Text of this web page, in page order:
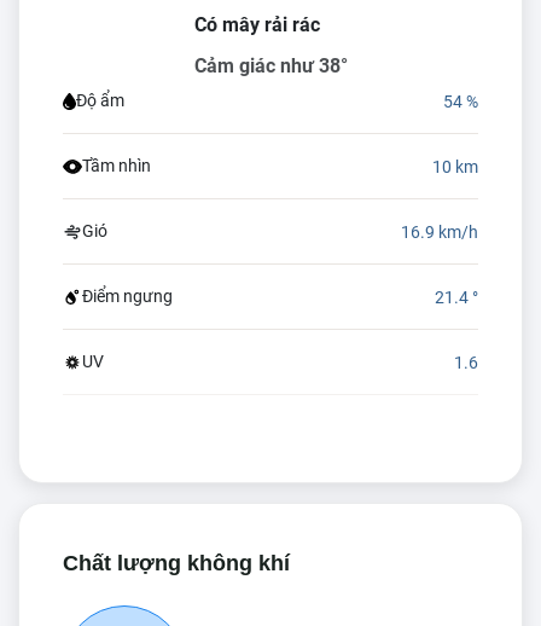
Có mây rải rác
Cảm giác như 38°
Độ ẩm 54 %
Tầm nhìn 10 km
Gió 16.9 km/h
Điểm ngưng 21.4 °
UV 1.6
Chất lượng không khí